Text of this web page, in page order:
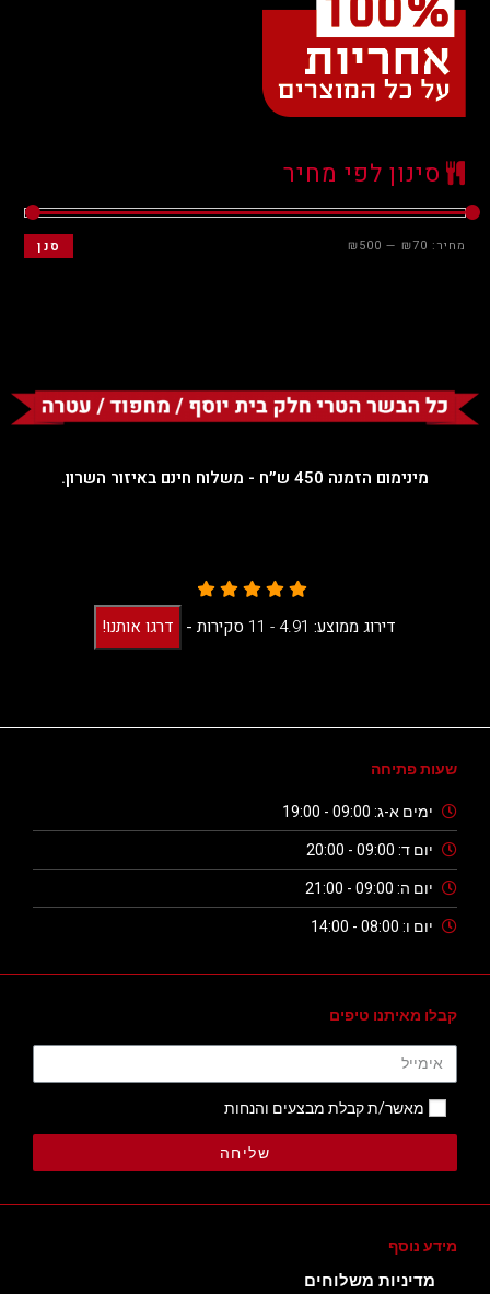
סינון לפי מחיר
סנן מחיר: ₪70
—
₪500
מינימום הזמנה 450 ש״ח - משלוח חינם באיזור השרון.
דירוג ממוצע: 4.91 -
11 סקירות - דרגו אותנו!
שעות פתיחה
ימים א-ג: 09:00 - 19:00
יום ד: 09:00 - 20:00
יום ה: 09:00 - 21:00
יום ו: 08:00 - 14:00
קבלו מאיתנו טיפים
מאשר/ת קבלת מבצעים והנחות
שליחה
מידע נוסף
מדיניות משלוחים